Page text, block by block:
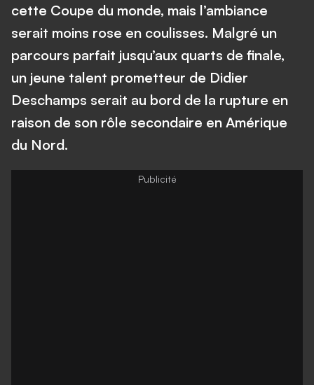
cette Coupe du monde, mais l’ambiance
serait moins rose en coulisses. Malgré un
parcours parfait jusqu’aux quarts de finale,
un jeune talent prometteur de Didier
Deschamps serait au bord de la rupture en
raison de son rôle secondaire en Amérique
du Nord.